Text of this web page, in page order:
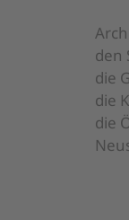
den
die
die
die